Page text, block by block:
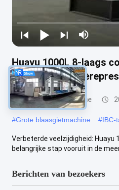
Huayu 1000L 8-laags
superieure
IBC-blaasgietmachine
#Grote blaasgietmachine #IBC-
Verbeterde veelzijdigheid: Huayu
belangrijke stap vooruit in de
Berichten van bezoekers